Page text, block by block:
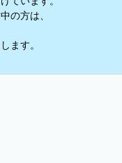
の方は、
ます。